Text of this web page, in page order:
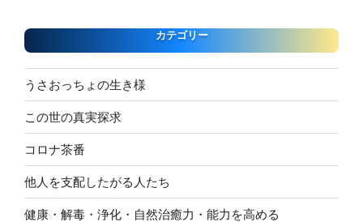
カテゴリー
うさおっちょの生き様
この世の真実探求
コロナ茶番
他人を支配したがる人たち
健康・解毒・浄化・自然治癒力・能力を高める